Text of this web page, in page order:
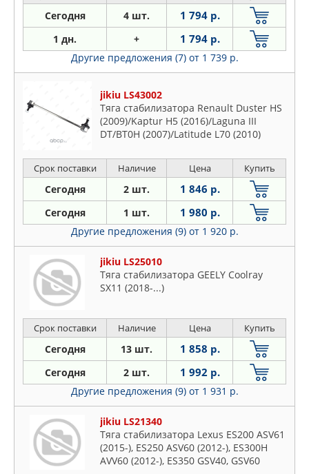
Сегодня 4 шт. 1 794 р.
1 дн. + 1 794 р.
Другие предложения (7) от 1 739 р.
jikiu LS43002
Тяга стабилизатора Renault Duster HS
(2009)/Kaptur H5 (2016)/Laguna III
DT/BT0H (2007)/Latitude L70 (2010)
Срок поставки Наличие Цена Купить
Сегодня 2 шт. 1 846 р.
Сегодня 1 шт. 1 980 р.
Другие предложения (9) от 1 920 р.
jikiu LS25010
Тяга стабилизатора GEELY Coolray
SX11 (2018-...)
Срок поставки Наличие Цена Купить
Сегодня 13 шт. 1 858 р.
Сегодня 2 шт. 1 992 р.
Другие предложения (9) от 1 931 р.
jikiu LS21340
Тяга стабилизатора Lexus ES200 ASV61
(2015-), ES250 ASV60 (2012-), ES300H
AVV60 (2012-), ES350 GSV40, GSV60